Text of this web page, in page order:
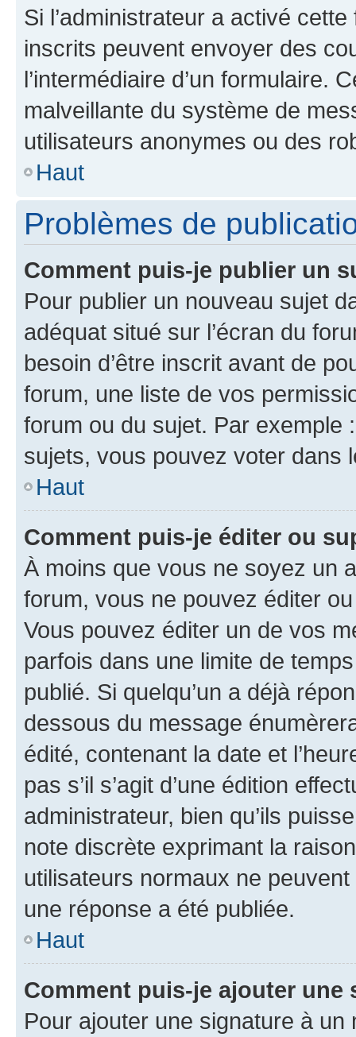
Si l’administrateur a activé
inscrits peuvent envoyer des
l’intermédiaire d’un formulaire.
malveillante du système de
utilisateurs anonymes ou des
Haut
Problèmes de
Comment puis-je publier un
Pour publier un nouveau sujet
adéquat situé sur l’écran du
besoin d’être inscrit avant de
forum, une liste de vos
forum ou du sujet. Par exemple
sujets, vous pouvez voter dans
Haut
Comment puis-je éditer ou
À moins que vous ne soyez un
forum, vous ne pouvez éditer
Vous pouvez éditer un de vos
parfois dans une limite de
publié. Si quelqu’un a déjà
dessous du message
édité, contenant la date et
pas s’il s’agit d’une édition
administrateur, bien qu’ils
note discrète exprimant la
utilisateurs normaux ne
une réponse a été publiée.
Haut
Comment puis-je ajouter une
Pour ajouter une signature à un